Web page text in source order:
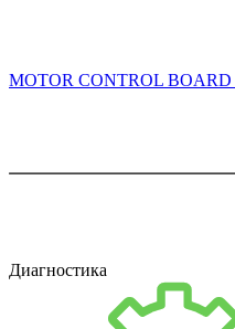
MOTOR CONTROL BOARD
Диагностика